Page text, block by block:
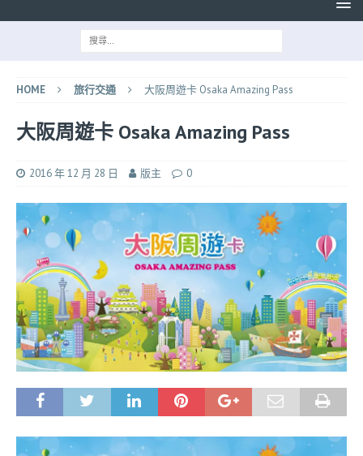
HOME 旅行交通 大阪周遊卡 Osaka Amazing Pass
大阪周遊卡 Osaka Amazing Pass
2016 年 12 月 28 日 版主 0